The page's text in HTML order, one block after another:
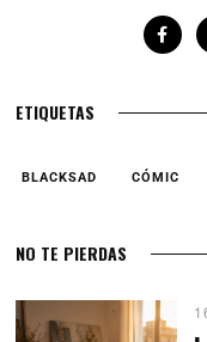
ETIQUETAS
BLACKSAD CÓMIC
NO TE PIERDAS